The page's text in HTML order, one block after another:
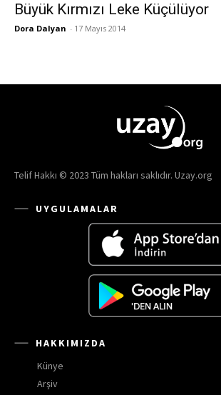
Büyük Kırmızı Leke Küçülüyor
Dora Dalyan - 17 Mayıs 2014
Telif Hakkı © 2023 Tüm hakları saklıdır. Uzay.org
UYGULAMALAR
HAKKIMIZDA
Künye
Arşiv